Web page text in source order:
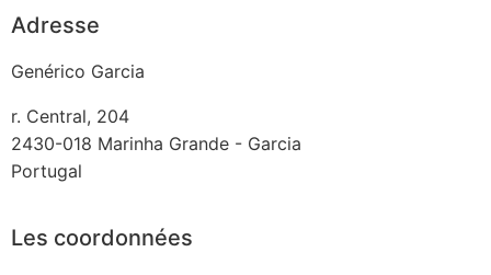
Adresse
Genérico Garcia
r. Central, 204
2430-018 Marinha Grande - Garcia
Portugal
Les coordonnées